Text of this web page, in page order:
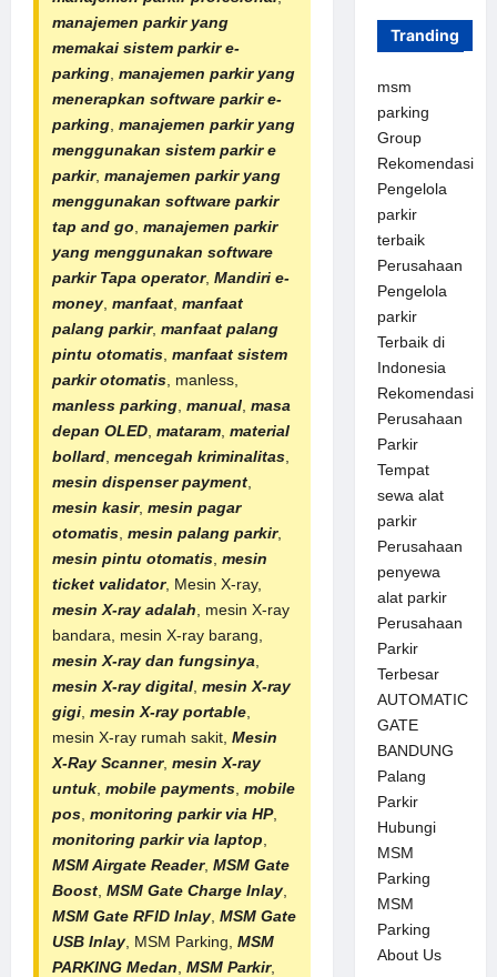
manajemen parkir yang
memakai sistem parkir e-
parking manajemen parkir yang
menerapkan software parkir e-
parking manajemen parkir yang
menggunakan sistem parkir e
parkir, manajemen parkir yang
menggunakan software parkir
tap and go manajemen parkir
yang menggunakan software
parkir Tapa operator, Mandiri e-
money manfaat manfaat
palang parkir, manfaat palang
pintu otomatis manfaat sistem
parkir otomatis , manless,
manless parking manual masa
depan OLED mataram material
bollard mencegah kriminalitas
mesin dispenser payment
mesin kasir, mesin pagar
otomatis mesin palang parkir,
mesin pintu otomatis mesin
ticket validator, Mesin X-ray,
mesin X-ray adalah , mesin X-ray
bandara, mesin X-ray barang,
mesin X-ray dan fungsinya
mesin X-ray digital mesin X-ray
gigi mesin X-ray portable
mesin X-ray rumah sakit, Mesin
X-Ray Scanner, mesin X-ray
untuk mobile payments mobile
pos monitoring parkir via HP,
monitoring parkir via laptop
MSM Airgate Reader, MSM Gate
Boost MSM Gate Charge Inlay
MSM Gate RFID Inlay MSM Gate
USB Inlay MSM Parking MSM
PARKING Medan MSM Parkir,
Tranding
msm
parking
Group
Rekomendasi
Pengelola
parkir
terbaik
Perusahaan
Pengelola
parkir
Terbaik di
Indonesia
Rekomendasi
Perusahaan
Parkir
Tempat
sewa alat
parkir
Perusahaan
penyewa
alat parkir
Perusahaan
Parkir
Terbesar
AUTOMATIC
GATE
BANDUNG
Palang
Parkir
Hubungi
MSM
Parking
MSM
Parking
About Us